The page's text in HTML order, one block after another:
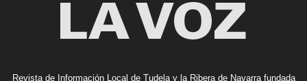
Revista de Información Local de Tudela y la Ribera de Navarra fundada